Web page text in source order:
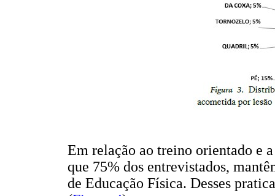
Em relação ao treino orientado e
que 75% dos entrevistados,
de Educação Física. Desses